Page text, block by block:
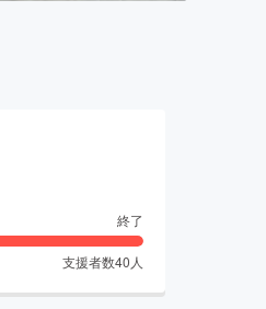
終了
支援者数40 人